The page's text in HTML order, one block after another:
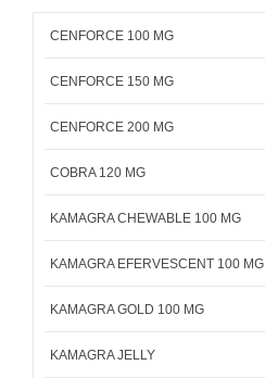
CENFORCE 100 MG
CENFORCE 150 MG
CENFORCE 200 MG
COBRA 120 MG
KAMAGRA CHEWABLE 100 MG
KAMAGRA EFERVESCENT 100 MG
KAMAGRA GOLD 100 MG
KAMAGRA JELLY